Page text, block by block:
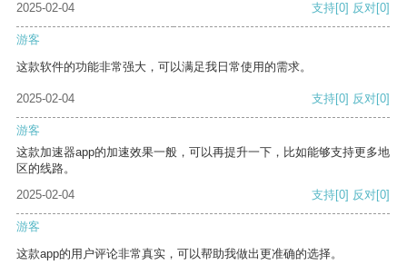
2025-02-04 支持[0] 反对[0]
游客
这款软件的功能非常强大，可以满足我日常使用的需求。
2025-02-04 支持[0] 反对[0]
游客
这款加速器app的加速效果一般，可以再提升一下，比如能够支持更多地
区的线路。
2025-02-04
支持[0] 反对[0]
游客
这款app的用户评论非常真实，可以帮助我做出更准确的选择。